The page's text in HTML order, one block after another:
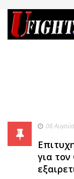
06
για τον